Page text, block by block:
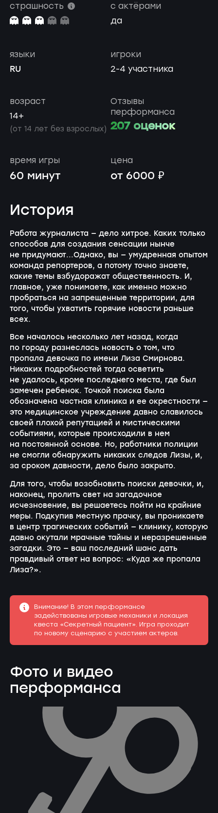
страшность
с актёрами
да
игроки
2-4 участника
языки
RU
возраст
14+
(от 14 лет без взрослых)
Отзывы
перформанса
207 оценок
время игры
60 минут
цена
от 6000 ₽
История
Работа журналиста — дело хитрое. Каких только
способов для создания сенсации нынче
не придумают...Однако, вы — умудренная опытом
команда репортеров, а потому точно знаете,
какие темы взбудоражат общественность. И,
главное, уже понимаете, как именно можно
пробраться на запрещенные территории, для
того, чтобы ухватить горячие новости раньше
всех.
Все началось несколько лет назад, когда
по городу разнеслась новость о том, что
пропала девочка по имени Лиза Смирнова.
Никаких подробностей тогда осветить
не удалось, кроме последнего места, где был
замечен ребенок. Точкой поиска была
обозначена частная клиника и ее окрестности —
это медицинское учреждение давно славилось
своей плохой репутацией и мистическими
событиями, которые происходили в нем
на постоянной основе. Но, работники полиции
не смогли обнаружить никаких следов Лизы, и,
за сроком давности, дело было закрыто.
Для того, чтобы возобновить поиски девочки, и,
наконец, пролить свет на загадочное
исчезновение, вы решаетесь пойти на крайние
меры. Подкупив местную прачку, вы проникаете
в центр трагических событий — клинику, которую
давно окутали мрачные тайны и неразрешенные
загадки. Это — ваш последний шанс дать
правдивый ответ на вопрос: «Куда же пропала
Лиза?».
Внимание! В этом перформансе
задействованы игровые механики и локация
квеста «Секретный пациент». Игра проходит
по новому сценарию с участием актеров.
Фото и видео
перформанса